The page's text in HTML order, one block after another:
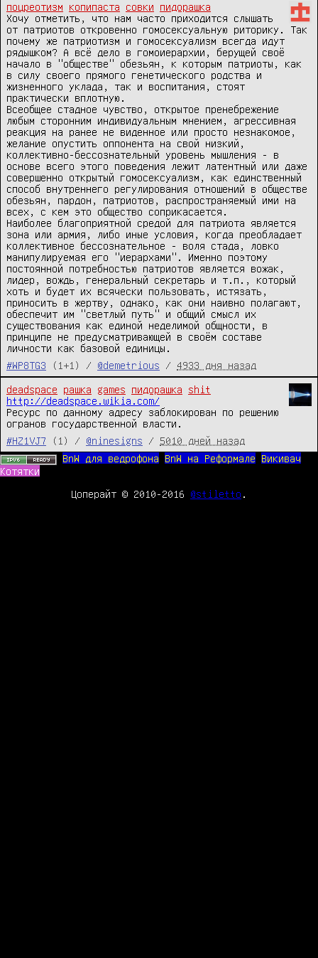
поцреотизм копипаста совки
пидорашка
Хочу отметить, что нам часто приходится слышать
от патриотов откровенно гомосексуальную риторику. Так
почему же патриотизм и гомосексуализм всегда идут
рядышком? А всё дело в гомоиерархии, берущей своё
начало в "обществе" обезьян, к которым патриоты, как
в силу своего прямого генетического родства и
жизненного уклада, так и воспитания, стоят
практически вплотную.
Всеобщее стадное чувство, открытое пренебрежение
любым сторонним индивидуальным мнением, агрессивная
реакция на ранее не виденное или просто незнакомое,
желание опустить оппонента на свой низкий,
коллективно-бессознательный уровень мышления - в
основе всего этого поведения лежит латентный или даже
совершенно открытый гомосексуализм, как единственный
способ внутреннего регулирования отношений в обществе
обезьян, пардон, патриотов, распространяемый ими на
всех, с кем это общество соприкасается.
Наиболее благоприятной средой для патриота является
зона или армия, либо иные условия, когда преобладает
коллективное бессознательное - воля стада, ловко
манипулируемая его "иерархами". Именно поэтому
постоянной потребностью патриотов является вожак,
лидер, вождь, генеральный секретарь и т.п., который
хоть и будет их всячески пользовать, истязать,
приносить в жертву, однако, как они наивно полагают,
обеспечит им "светлый путь" и общий смысл их
существования как единой неделимой общности, в
принципе не предусматривающей в своём составе
личности как базовой единицы.
#WP8TG3
(1+1) / @demetrious / 4933 дня назад
deadspace рашка games пидорашка
shit
http://deadspace.wikia.com/
Ресурс по данному адресу заблокирован по решению
огранов государственной власти.
#HZ1VJ7
(1) / @ninesigns / 5010 дней назад
BnW для ведрофона
BnW на Реформале
Викивач
Котятки
Цоперайт © 2010-2016 @stiletto